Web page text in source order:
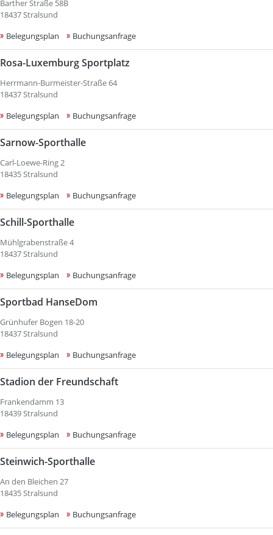
Barther Straße 58B
18437 Stralsund
Belegungsplan
Buchungsanfrage
Rosa-Luxemburg Sportplatz
Herrmann-Burmeister-Straße 64
18437 Stralsund
Belegungsplan
Buchungsanfrage
Sarnow-Sporthalle
Carl-Loewe-Ring 2
18435 Stralsund
Belegungsplan
Buchungsanfrage
Schill-Sporthalle
Mühlgrabenstraße 4
18437 Stralsund
Belegungsplan
Buchungsanfrage
Sportbad HanseDom
Grünhufer Bogen 18-20
18437 Stralsund
Belegungsplan
Buchungsanfrage
Stadion der Freundschaft
Frankendamm 13
18439 Stralsund
Belegungsplan
Buchungsanfrage
Steinwich-Sporthalle
An den Bleichen 27
18435 Stralsund
Belegungsplan
Buchungsanfrage